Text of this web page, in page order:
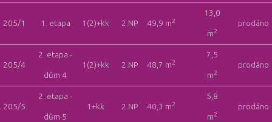
205/1 1. etapa 1(2)+kk 2.NP 49,9 m2
13,0
m2
prodáno
205/4
2. etapa -
dům 4
1(2)+kk 2.NP 48,7 m2
7,5
m2
prodáno
205/5
2. etapa -
dům 5
1+kk 2.NP 40,3 m2
5,8
m2
prodáno